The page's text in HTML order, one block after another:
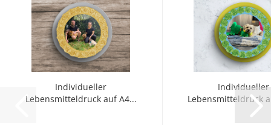
Individueller
Lebensmitteldruck auf A4...
Individueller
Lebensmitteldruck